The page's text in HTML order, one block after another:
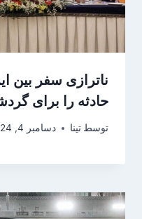
ناترازی سفر بین
حادثه را برای
توسط تینا دسامبر 4, 2024